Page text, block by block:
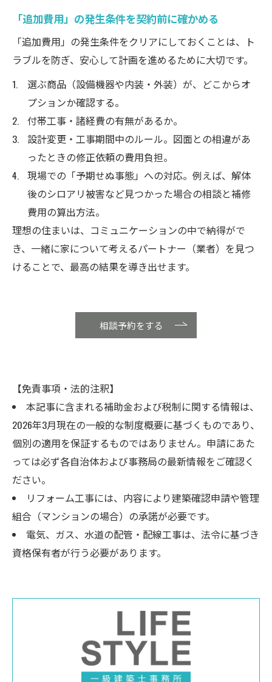
「追加費用」の発生条件を契約前に確かめる
「追加費用」の発生条件をクリアにしておくことは、ト
ラブルを防ぎ、安心して計画を進めるために大切です。
選ぶ商品（設備機器や内装・外装）が、どこからオ
プションか確認する。
付帯工事・諸経費の有無があるか。
設計変更・工事期間中のルール。図面との相違があ
ったときの修正依頼の費用負担。
現場での「予期せぬ事態」への対応。例えば、解体
後のシロアリ被害など見つかった場合の相談と補修
費用の算出方法。
理想の住まいは、コミュニケーションの中で納得がで
き、一緒に家について考えるパートナー（業者）を見つ
けることで、最高の結果を導き出せます。
相談予約をする
【免責事項・法的注釈】
本記事に含まれる補助金および税制に関する情報は、
2026年3月現在の一般的な制度概要に基づくものであり、
個別の適用を保証するものではありません。申請にあた
っては必ず各自治体および事務局の最新情報をご確認く
ださい。
リフォーム工事には、内容により建築確認申請や管理
組合（マンションの場合）の承諾が必要です。
電気、ガス、水道の配管・配線工事は、法令に基づき
資格保有者が行う必要があります。